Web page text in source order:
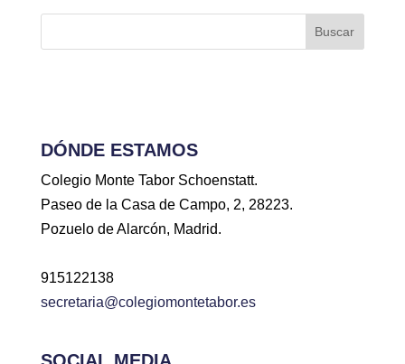
Buscar
DÓNDE ESTAMOS
Colegio Monte Tabor Schoenstatt.
Paseo de la Casa de Campo, 2, 28223.
Pozuelo de Alarcón, Madrid.
915122138
secretaria@colegiomontetabor.es